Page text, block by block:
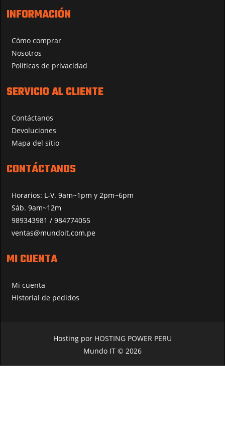
INFORMACIÓN
Cómo comprar
Nosotros
Políticas de privacidad
SERVICIO AL CLIENTE
Contáctanos
Devoluciones
Mapa del sitio
CONTÁCTANOS
Horarios: L-V. 9am~1pm y 2pm~6pm
Sáb. 9am~12m
989343981 / 984774055
ventas@mundoit.com.pe
MI CUENTA
Mi cuenta
Historial de pedidos
Hosting por HOSTING POWER PERU
Mundo IT © 2026